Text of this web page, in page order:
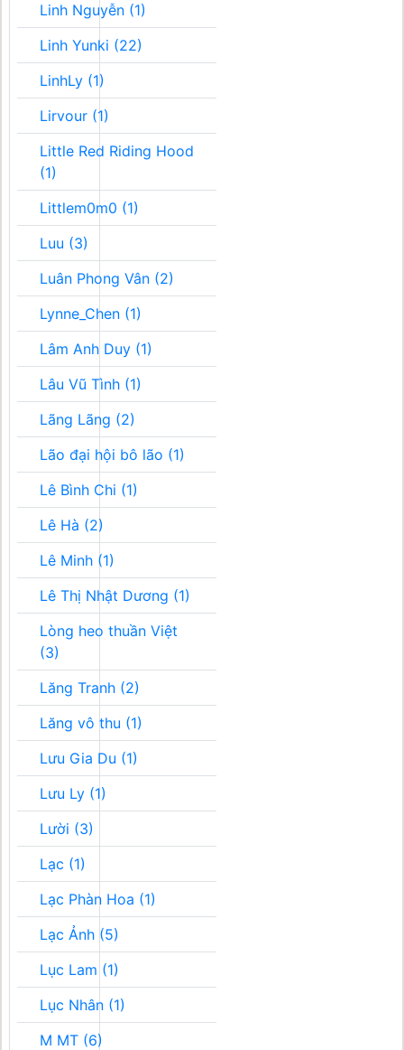
Linh Nguyễn (1)
Linh Yunki (22)
LinhLy (1)
Lirvour (1)
Little Red Riding Hood
(1)
Littlem0m0 (1)
Luu (3)
Luân Phong Vân (2)
Lynne_Chen (1)
Lâm Anh Duy (1)
Lâu Vũ Tình (1)
Lãng Lãng (2)
Lão đại hội bô lão (1)
Lê Bình Chi (1)
Lê Hà (2)
Lê Minh (1)
Lê Thị Nhật Dương (1)
Lòng heo thuần Việt
(3)
Lăng Tranh (2)
Lăng vô thu (1)
Lưu Gia Du (1)
Lưu Ly (1)
Lười (3)
Lạc (1)
Lạc Phàn Hoa (1)
Lạc Ảnh (5)
Lục Lam (1)
Lục Nhân (1)
M MT (6)